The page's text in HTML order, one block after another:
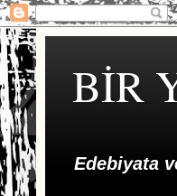
BİR
Edebiyata